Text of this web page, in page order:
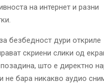
на интернет и разни
безбедност дури откриле
скриени слики од
што е директно
не бара никакво аудио